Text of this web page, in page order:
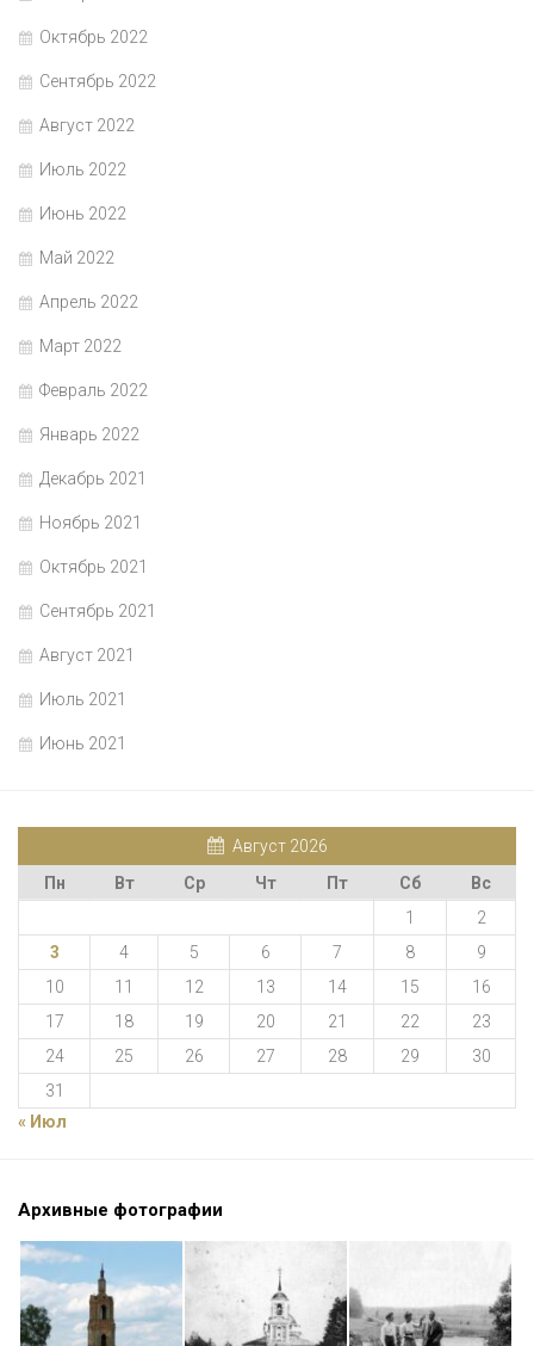
Октябрь 2022
Сентябрь 2022
Август 2022
Июль 2022
Июнь 2022
Май 2022
Апрель 2022
Март 2022
Февраль 2022
Январь 2022
Декабрь 2021
Ноябрь 2021
Октябрь 2021
Сентябрь 2021
Август 2021
Июль 2021
Июнь 2021
Август 2026
Пн
Вт Ср Чт Пт Сб
Вс
1
2
3
4 5 6 7 8
9
10
11 12 13 14 15
16
17
18 19 20 21 22
23
24
25 26 27 28 29
30
31
« Июл
Архивные фотографии